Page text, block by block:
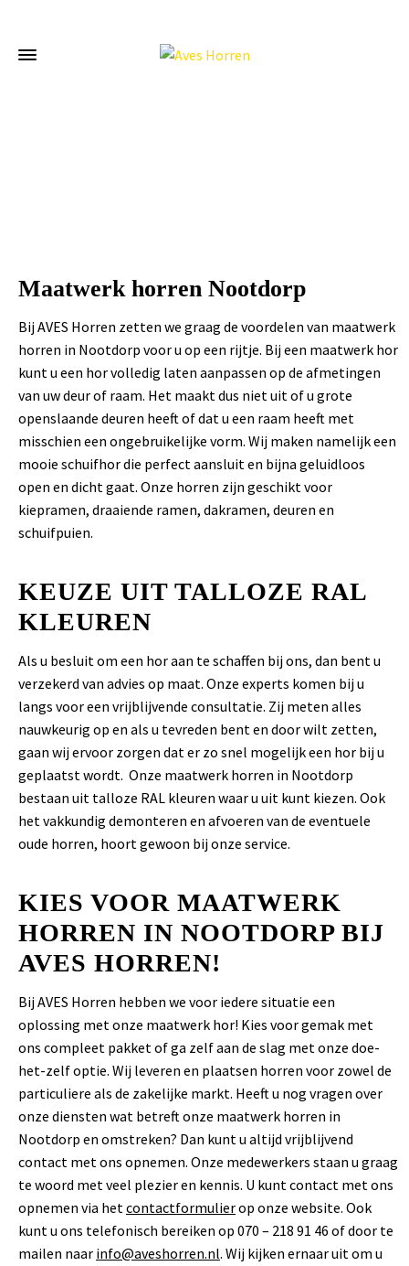
Maatwerk horren Nootdorp
Bij AVES Horren zetten we graag de voordelen van maatwerk
horren in Nootdorp voor u op een rijtje. Bij een maatwerk hor
kunt u een hor volledig laten aanpassen op de afmetingen
van uw deur of raam. Het maakt dus niet uit of u grote
openslaande deuren heeft of dat u een raam heeft met
misschien een ongebruikelijke vorm. Wij maken namelijk een
mooie schuifhor die perfect aansluit en bijna geluidloos
open en dicht gaat. Onze horren zijn geschikt voor
kiepramen, draaiende ramen, dakramen, deuren en
schuifpuien.
KEUZE UIT TALLOZE RAL
KLEUREN
Als u besluit om een hor aan te schaffen bij ons, dan bent u
verzekerd van advies op maat. Onze experts komen bij u
langs voor een vrijblijvende consultatie. Zij meten alles
nauwkeurig op en als u tevreden bent en door wilt zetten,
gaan wij ervoor zorgen dat er zo snel mogelijk een hor bij u
geplaatst wordt. Onze maatwerk horren in Nootdorp
bestaan uit talloze RAL kleuren waar u uit kunt kiezen. Ook
het vakkundig demonteren en afvoeren van de eventuele
oude horren, hoort gewoon bij onze service.
KIES VOOR MAATWERK
HORREN IN NOOTDORP BIJ
AVES HORREN!
Bij AVES Horren hebben we voor iedere situatie een
oplossing met onze maatwerk hor! Kies voor gemak met
ons compleet pakket of ga zelf aan de slag met onze doe-
het-zelf optie. Wij leveren en plaatsen horren voor zowel de
particuliere als de zakelijke markt. Heeft u nog vragen over
onze diensten wat betreft onze maatwerk horren in
Nootdorp en omstreken? Dan kunt u altijd vrijblijvend
contact met ons opnemen. Onze medewerkers staan u graag
te woord met veel plezier en kennis. U kunt contact met ons
opnemen via hetcontactformulierop onze website. Ook
kunt u ons telefonisch bereiken op 070 – 218 91 46 of door te
mailen naar info@aveshorren.nl. Wij kijken ernaar uit om u